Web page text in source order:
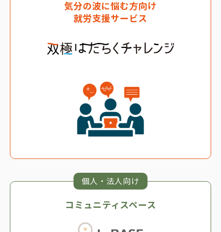
気分の波に悩む方向け
就労支援サービス
個人・法人向け
コミュニティスペース